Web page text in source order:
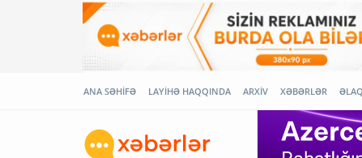
ANA SƏHİFƏ LAYİHƏ HAQQINDA ARXİV XƏBƏRLƏR